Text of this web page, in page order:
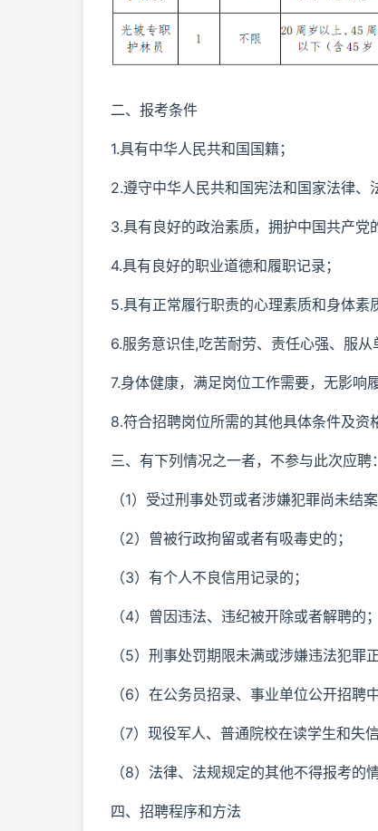
二、报考条件
1.具有中华人民共和国国籍；
2.遵守中华人民共和国宪法和国家法律、
3.具有良好的政治素质，拥护中国共产党
4.具有良好的职业道德和履职记录；
5.具有正常履行职责的心理素质和身体素
6.服务意识佳,吃苦耐劳、责任心强、服从
7.身体健康，满足岗位工作需要，无影响
8.符合招聘岗位所需的其他具体条件及资
三、有下列情况之一者，不参与此次应聘：
（1）受过刑事处罚或者涉嫌犯罪尚未结案
（2）曾被行政拘留或者有吸毒史的；
（3）有个人不良信用记录的；
（4）曾因违法、违纪被开除或者解聘的；
（5）刑事处罚期限未满或涉嫌违法犯罪
（6）在公务员招录、事业单位公开招聘
（7）现役军人、普通院校在读学生和失
（8）法律、法规规定的其他不得报考的情
四、招聘程序和方法